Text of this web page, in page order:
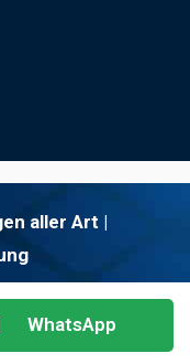
aller Art |
WhatsApp